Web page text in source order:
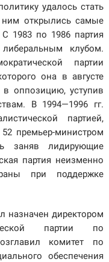
удалось стать
ним открылись самые
1983 по 1986 партия
клубом.
партии
она в августе
оппозицию, уступив
В 1994—1996 гг.
партией,
премьер-министром
заняв лидирующие
партия неизменно
при поддержке
назначен директором
партии по
комитет по
обеспечения